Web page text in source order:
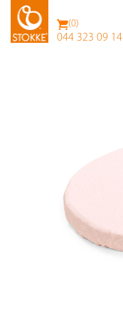
(0)
044 323 09 14